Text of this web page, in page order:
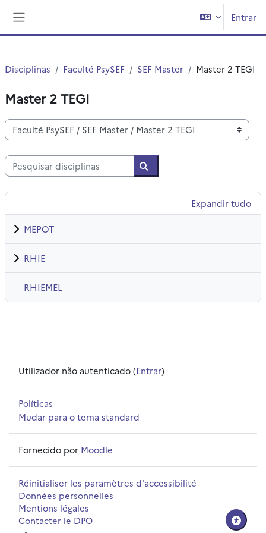
Entrar
Disciplinas Faculté PsySEF SEF Master Master 2 TEGI
Master 2 TEGI
Categorias de disciplinas
Pesquisar disciplinas
Pesquisar disciplinas
Expandir tudo
MEPOT
RHIE
RHIEMEL
Utilizador não autenticado (Entrar)
Políticas
Mudar para o tema standard
Fornecido por Moodle
Réinitialiser les paramètres d'accessibilité
Données personnelles
Mentions légales
Contacter le DPO